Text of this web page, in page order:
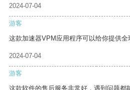
2024-07-04
游客
这款加速器VPM应用程序可以给你提供全
2024-07-04
游客
这款软件的售后服务非常好，遇到问题都